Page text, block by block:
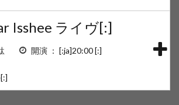
Isshee ライヴ[:]
開演 ： [:ja]20:00 [:]